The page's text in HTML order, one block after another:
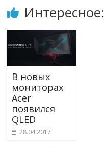
Интересное:
В новых
мониторах
Acer
появился
QLED
28.04.2017